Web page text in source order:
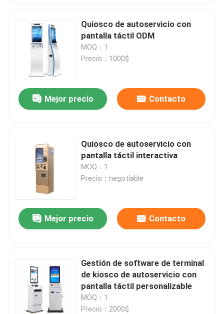
Quiosco de autoservicio con
pantalla táctil ODM
MOQ：1
Precio：1000$
Mejor precio Contacto
Quiosco de autoservicio con
pantalla táctil interactiva
MOQ：1
Precio：negotiable
Mejor precio Contacto
Gestión de software de terminal
de kiosco de autoservicio con
pantalla táctil personalizable
MOQ：1
Precio：2000$